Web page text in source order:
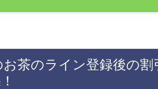
茶のライン登録後の割